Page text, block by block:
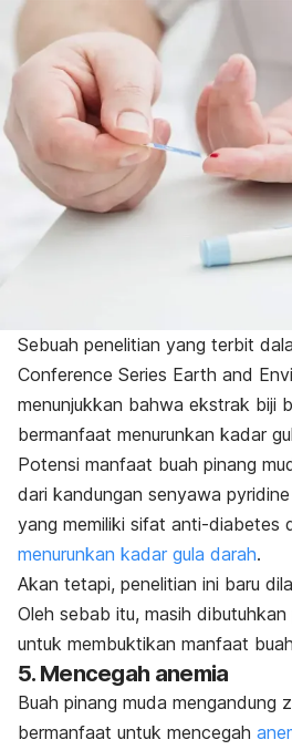
Sebuah penelitian yang terbit
Conference Series Earth and
menunjukkan bahwa ekstrak biji
bermanfaat menurunkan kadar
Potensi manfaat buah pinang
dari kandungan senyawa pyridine
yang memiliki sifat anti-diabetes
menurunkan kadar gula darah.
Akan tetapi, penelitian ini baru
Oleh sebab itu, masih
untuk membuktikan manfaat
5. Mencegah anemia
Buah pinang muda mengandung
bermanfaat untuk mencegah